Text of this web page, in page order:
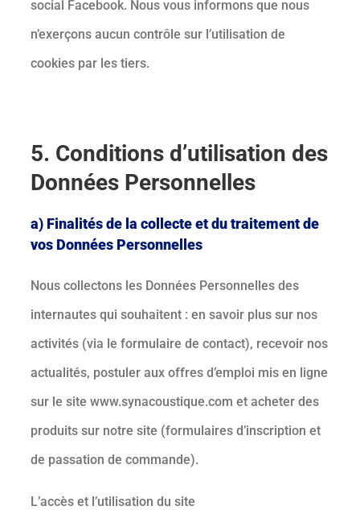
social Facebook. Nous vous informons que nous
n’exerçons aucun contrôle sur l’utilisation de
cookies par les tiers.
5. Conditions d’utilisation des
Données Personnelles
a) Finalités de la collecte et du traitement de
vos Données Personnelles
Nous collectons les Données Personnelles des
internautes qui souhaitent : en savoir plus sur nos
activités (via le formulaire de contact), recevoir nos
actualités, postuler aux offres d’emploi mis en ligne
sur le site www.synacoustique.com et acheter des
produits sur notre site (formulaires d’inscription et
de passation de commande).
L’accès et l’utilisation du site